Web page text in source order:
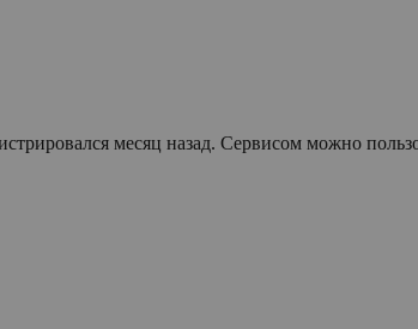
месяц назад. Сервисом можно